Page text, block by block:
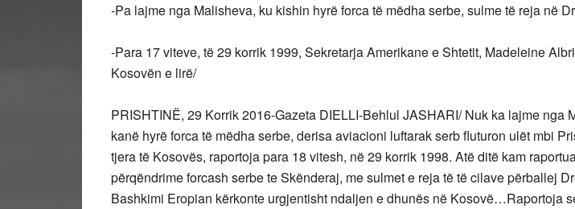
-Pa lajme nga Malisheva, ku kishin hyrë forca të mëdha serbe, sulme të reja në
-Para 17 viteve, të 29 korrik 1999, Sekretarja Amerikane e Shtetit, Madeleine
Kosovën e lirë/
PRISHTINË, 29 Korrik 2016-Gazeta DIELLI-Behlul JASHARI/ Nuk ka lajme nga
kanë hyrë forca të mëdha serbe, derisa aviacioni luftarak serb fluturon ulët mbi
tjera të Kosovës, raportoja para 18 vitesh, në 29 korrik 1998. Atë ditë kam
përqëndrime forcash serbe te Skënderaj, me sulmet e reja të të cilave përballej
Bashkimi Eropian kërkonte urgjentisht ndaljen e dhunës në Kosovë…Raportoja